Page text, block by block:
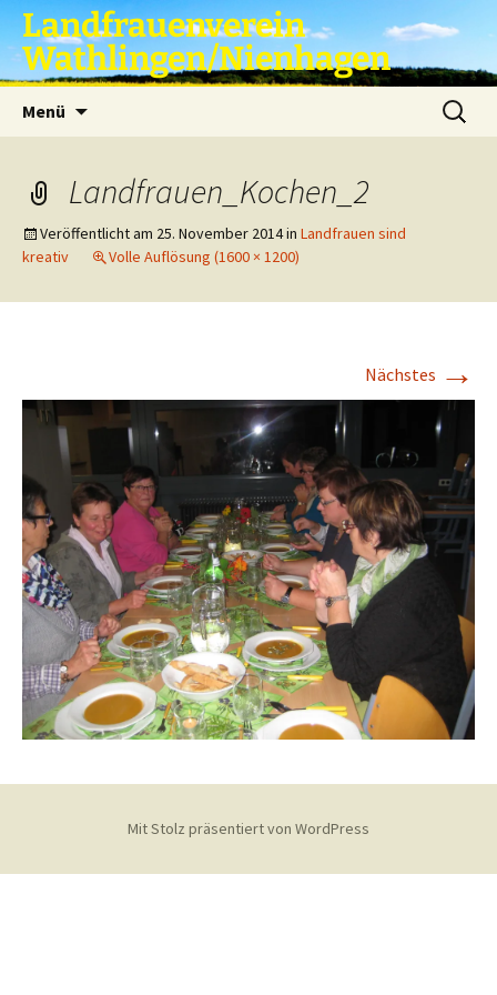
Zum
Inhalt
springen
Landfrauenverein
Wathlingen/Nienhagen
Menü
Suche
nach:
Landfrauen_Kochen_2
Veröffentlicht am 25. November 2014in Landfrauen sind
kreativ
Volle Auflösung (1600 × 1200)
Nächstes →
Mit Stolz präsentiert von WordPress